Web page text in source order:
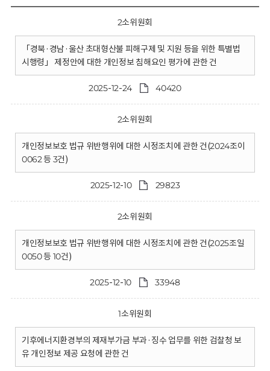
2소위원회
「경북·경남·울산 초대형산불 피해구제 및 지원 등을 위한 특별법
시행령」 제정안에 대한 개인정보 침해요인 평가에 관한 건
2025-12-24 40420
2소위원회
개인정보보호 법규 위반행위에 대한 시정조치에 관한 건(2024조이
0062 등 3건)
2025-12-10 29823
2소위원회
개인정보보호 법규 위반행위에 대한 시정조치에 관한 건(2025조일
0050 등 10건)
2025-12-10 33948
1소위원회
기후에너지환경부의 제재부가금 부과·징수 업무를 위한 검찰청 보
유 개인정보 제공 요청에 관한 건